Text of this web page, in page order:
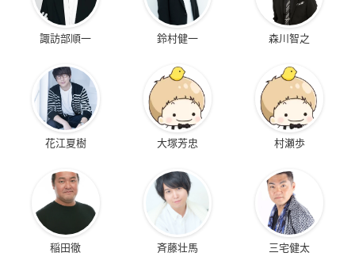
諏訪部順一 鈴村健一 森川智之
花江夏樹 大塚芳忠 村瀬歩
稲田徹 斉藤壮馬 三宅健太